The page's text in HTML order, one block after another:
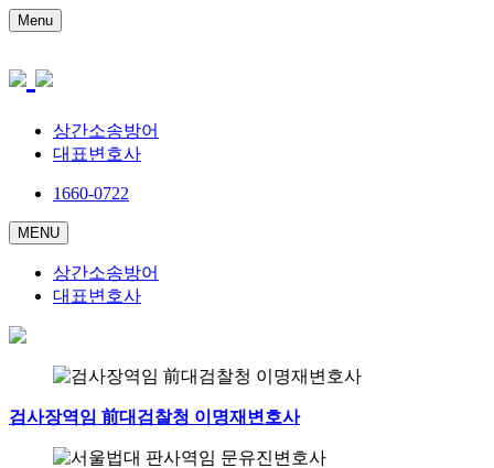
Menu
상간소송방어
대표변호사
1660-0722
MENU
상간소송방어
대표변호사
검사장역임 前대검찰청 이명재변호사